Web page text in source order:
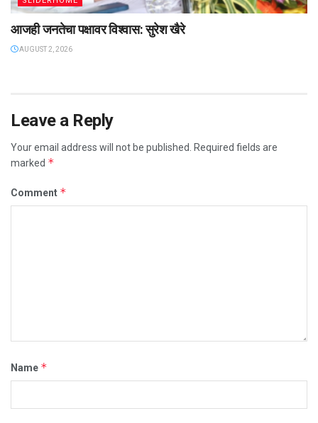
आजही जनतेचा पक्षावर विश्वास: सुरेश खैरे
AUGUST 2, 2026
Leave a Reply
Your email address will not be published. Required fields are
marked *
Comment *
Name *